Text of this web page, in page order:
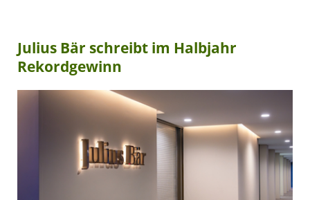
Julius Bär schreibt im Halbjahr
Rekordgewinn